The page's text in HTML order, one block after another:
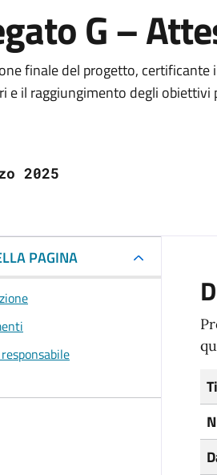
G –
del
finale del progetto,
e il raggiungimento degli obiettivi
2025
PAGINA